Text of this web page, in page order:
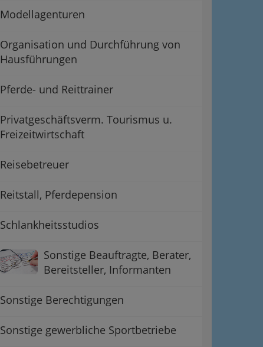
Modellagenturen
Organisation und Durchführung von
Hausführungen
Pferde- und Reittrainer
Privatgeschäftsverm. Tourismus u.
Freizeitwirtschaft
Reisebetreuer
Reitstall, Pferdepension
Schlankheitsstudios
Sonstige Beauftragte, Berater,
Bereitsteller, Informanten
Sonstige Berechtigungen
Sonstige gewerbliche Sportbetriebe